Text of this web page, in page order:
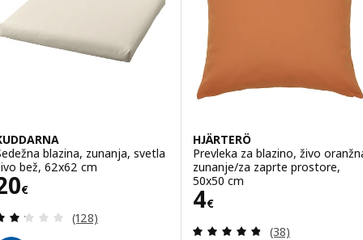
blazina, zunanja, svetla
bež, 62x62 cm
€ 20€
Pregled: 2.2 iz 5 zvezde. Skupno število
(128)
HJÄRTERÖ
Prevleka za blazino, živo
zunanje/za zaprte prostore,
50x50 cm
4€
Cena 4€
Pregled: 4.8 iz
(38)